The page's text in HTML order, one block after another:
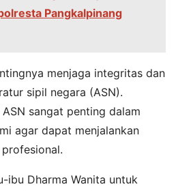
Pangkalpinang
menjaga integritas dan
sipil negara (ASN).
sangat penting dalam
agar dapat menjalankan
ibu Dharma Wanita untuk